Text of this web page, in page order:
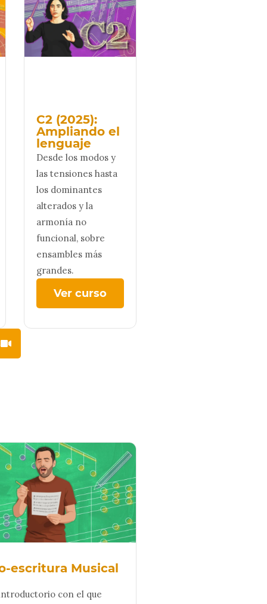
C2 (2025):
Ampliando el
lenguaje
Desde los modos y
las tensiones hasta
los dominantes
alterados y la
armonía no
funcional, sobre
ensambles más
grandes.
Ver curso
escritura Musical
con el que